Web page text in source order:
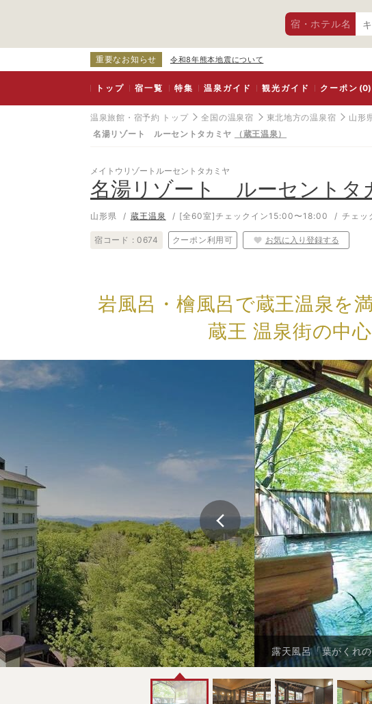
宿・ホテル名
重要なお知らせ 令和8年熊本地震について
トップ 宿一覧 特集 温泉ガイド 観光ガイド クーポン(0)
温泉旅館・宿予約 トップ 全国の温泉宿 東北地方の温泉宿 山形
名湯リゾート ルーセントタカミヤ
（蔵王温泉）
メイトウリゾートルーセントタカミヤ
名湯リゾート ルーセントタ
山形県 蔵王温泉 [全60室]チェックイン15:00〜18:00 チェッ
宿コード : 0674 クーポン利用可 お気に入り登録する
岩風呂・檜風呂で蔵王温泉を
蔵王 温泉街の中
露天風呂「葉がくれ